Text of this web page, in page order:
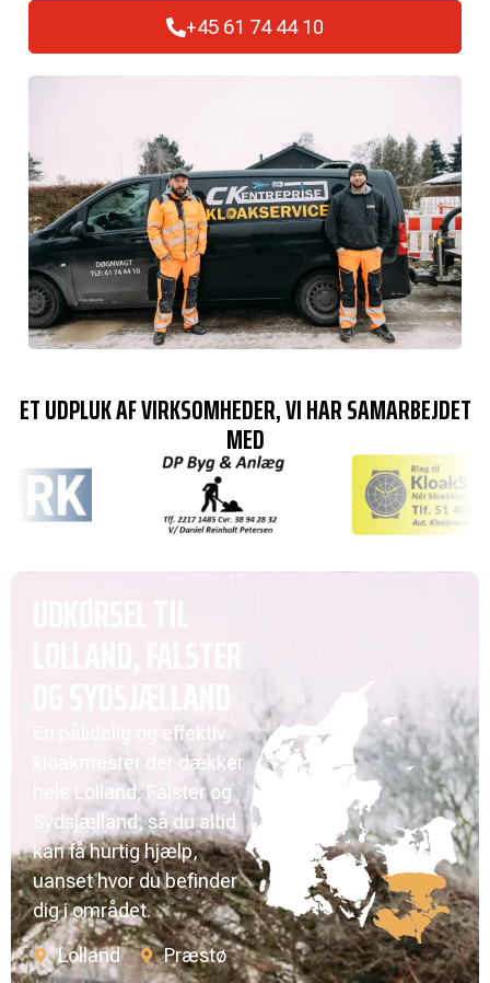
+45 61 74 44 10
ET UDPLUK AF VIRKSOMHEDER, VI HAR SAMARBEJDET
MED
En pålidelig og effektiv
kloakmester der dækker
hele Lolland, Falster og
Sydsjælland, så du altid
kan få hurtig hjælp,
uanset hvor du befinder
dig i området.
Lolland
Præstø